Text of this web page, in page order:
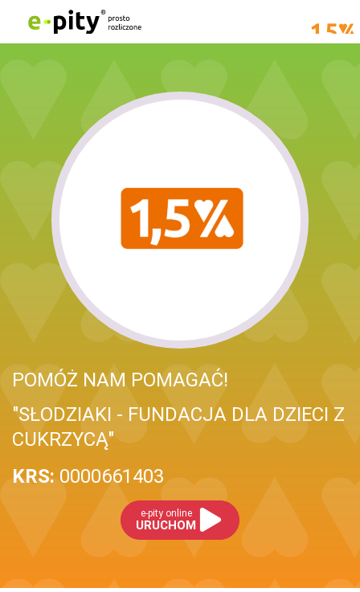
POMÓŻ NAM POMAGAĆ!
"SŁODZIAKI - FUNDACJA DLA DZIECI Z
CUKRZYCĄ"
KRS: 0000661403
e-pity online
URUCHOM